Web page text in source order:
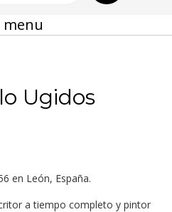
menu
Ugidos
en León, España.
a tiempo completo y pintor